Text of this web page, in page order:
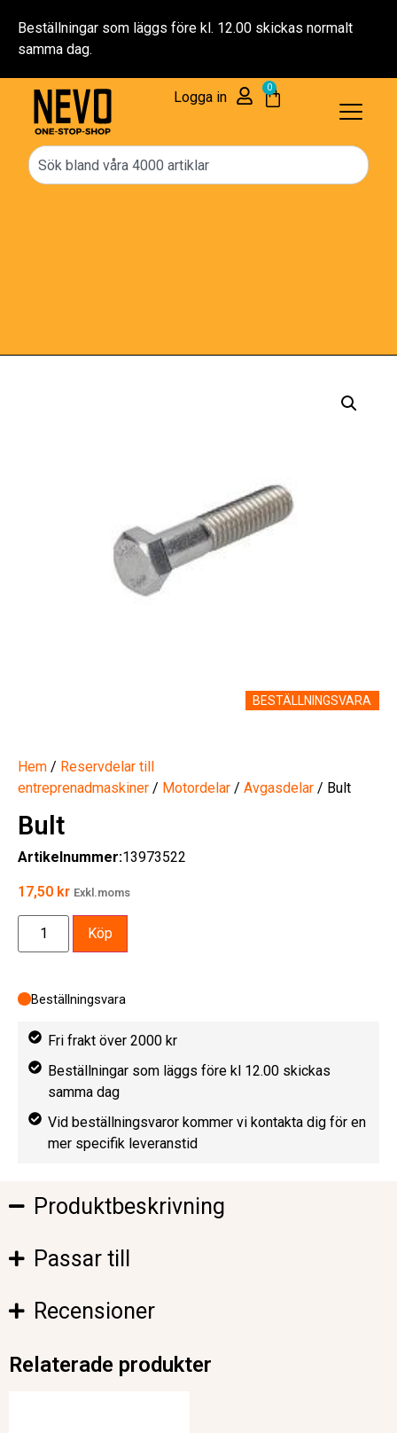
Beställningar som läggs före kl. 12.00 skickas normalt
samma dag.
Logga in
0
BESTÄLLNINGSVARA
Hem / Reservdelar till
entreprenadmaskiner / Motordelar / Avgasdelar / Bult
Bult
Artikelnummer:13973522
17,50 kr Exkl.moms
Beställningsvara
Köp
Fri frakt över 2000 kr
Beställningar som läggs före kl 12.00 skickas
samma dag
Vid beställningsvaror kommer vi kontakta dig för en
mer specifik leveranstid
Produktbeskrivning
Passar till
Recensioner
Relaterade produkter